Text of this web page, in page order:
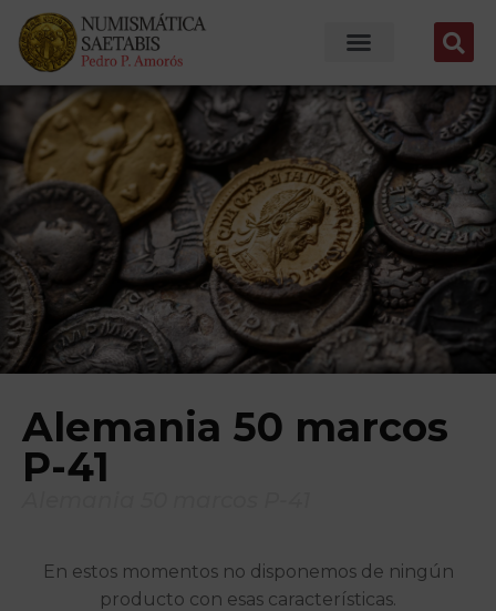
Alemania 50 marcos
P-41
En estos momentos no disponemos de ningún
producto con esas características.